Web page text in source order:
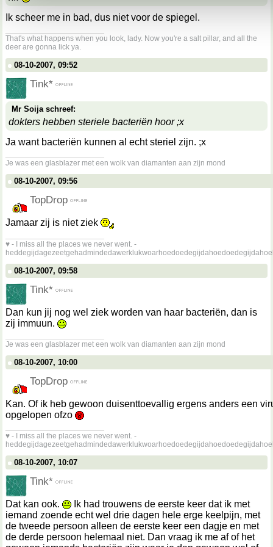
Ik scheer me in bad, dus niet voor de spiegel.
That's what happens when you look, lady. Now you're a salt pillar, and all the
deer are gonna lick ya.
08-10-2007, 09:52
Tink*
Mr Soija schreef:
dokters hebben steriele bacteriën hoor ;x
Ja want bacteriën kunnen al echt steriel zijn. ;x
Je was een glasblazer met een wolk van diamanten aan zijn mond
08-10-2007, 09:56
TopDrop
Jamaar zij is niet ziek
♥ - I miss all the places we never went. -
08-10-2007, 09:58
Tink*
Dan kun jij nog wel ziek worden van haar bacteriën, dan is
zij immuun.
Je was een glasblazer met een wolk van diamanten aan zijn mond
08-10-2007, 10:00
TopDrop
Kan. Of ik heb gewoon duisenttoevallig ergens anders een
opgelopen ofzo
♥ - I miss all the places we never went. -
08-10-2007, 10:07
Tink*
Dat kan ook.
Ik had trouwens de eerste keer dat ik met
iemand zoende echt wel drie dagen hele erge keelpijn, met
de tweede persoon alleen de eerste keer een dagje en met
de derde persoon helemaal niet. Dan vraag ik me af of het